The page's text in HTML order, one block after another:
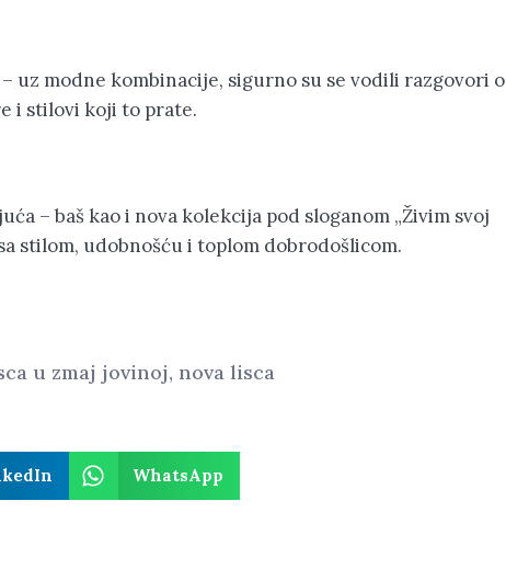
uz modne kombinacije, sigurno su se vodili razgovori o
i stilovi koji to prate.
– baš kao i nova kolekcija pod sloganom „Živim svoj
stilom, udobnošću i toplom dobrodošlicom.
u zmaj jovinoj, nova lisca
WhatsApp